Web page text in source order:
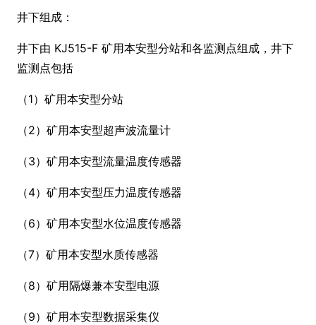
井下组成：
井下由 KJ515-F 矿用本安型分站和各监测点组成，井下
监测点包括
（1）矿用本安型分站
（2）矿用本安型超声波流量计
（3）矿用本安型流量温度传感器
（4）矿用本安型压力温度传感器
（6）矿用本安型水位温度传感器
（7）矿用本安型水质传感器
（8）矿用隔爆兼本安型电源
（9）矿用本安型数据采集仪